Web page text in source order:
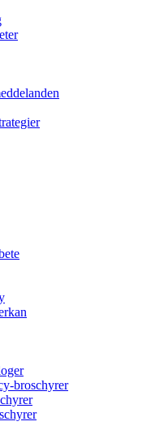
broschyrer